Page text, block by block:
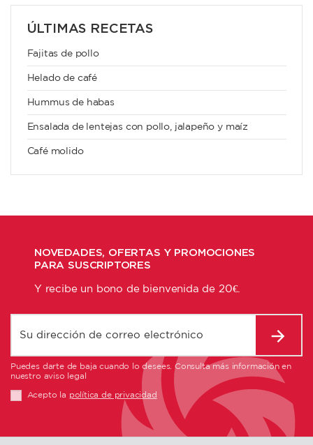
ÚLTIMAS RECETAS
Fajitas de pollo
Helado de café
Hummus de habas
Ensalada de lentejas con pollo, jalapeño y maíz
Café molido
NOVEDADES, OFERTAS Y PROMOCIONES
PARA SUSCRIPTORES
Y recibe un bono de bienvenida de 20€.
Puedes darte de baja cuando lo desees. Consulta más información en
nuestro aviso legal
Acepto la política de privacidad